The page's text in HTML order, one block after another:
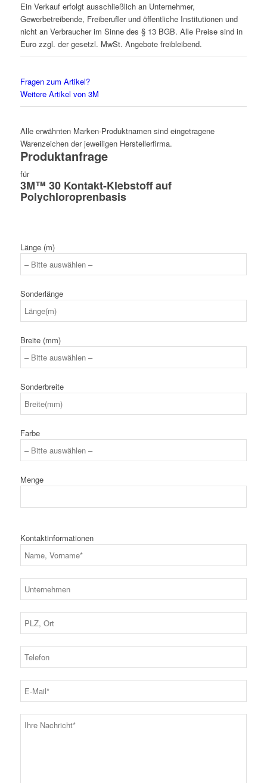
Ein Verkauf erfolgt ausschließlich an Unternehmer,
Gewerbetreibende, Freiberufler und öffentliche Institutionen und
nicht an Verbraucher im Sinne des § 13 BGB. Alle Preise sind in
Euro zzgl. der gesetzl. MwSt. Angebote freibleibend.
Fragen zum Artikel?
Weitere Artikel von 3M
Alle erwähnten Marken-Produktnamen sind eingetragene
Warenzeichen der jeweiligen Herstellerfirma.
Produktanfrage
für
3M™ 30 Kontakt-Klebstoff auf
Polychloroprenbasis
Länge (m)
Sonderlänge
Breite (mm)
Sonderbreite
Farbe
Menge
Kontaktinformationen